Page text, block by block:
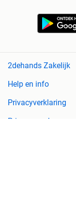
2dehands Zakelijk
Help en info
Privacyverklaring
Privacyvoorkeuren